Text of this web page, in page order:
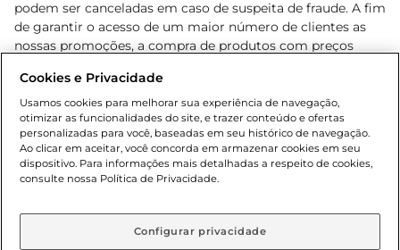
podem ser canceladas em caso de suspeita de fraude. A fim
de garantir o acesso de um maior número de clientes as
nossas promoções, a compra de produtos com preços
cliente. Os preços, ofertas e condições são exclusivos para
o e-commerce e válidos durante o dia de hoje, podendo
sofrer alterações sem prévia notificação. Proibida a venda
de bebidas alcoólicas para menores de 18 anos, conforme
Lei n.º 8069/90, art. 81, inciso II (Estatuto da Criança e do
Adolescente). Preços e condições exclusivos para o
aviso prévio. O valor mínimo para as compras on-line é de
Cookies e Privacidade
Usamos cookies para melhorar sua experiência de navegação,
otimizar as funcionalidades do site, e trazer conteúdo e ofertas
personalizadas para você, baseadas em seu histórico de navegação.
Ao clicar em aceitar, você concorda em armazenar cookies em seu
dispositivo. Para informações mais detalhadas a respeito de cookies,
consulte nossa Política de Privacidade.
Configurar privacidade